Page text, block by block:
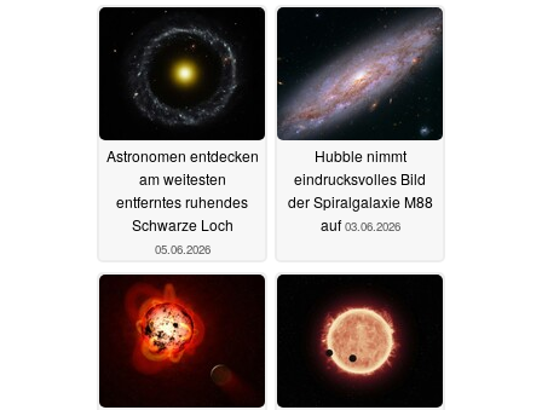
Astronomen entdecken
am weitesten
entferntes ruhendes
Schwarze Loch
05.06.2026
Hubble nimmt
eindrucksvolles Bild
der Spiralgalaxie M88
auf 03.06.2026